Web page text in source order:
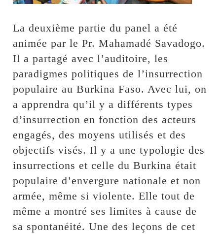
La deuxième partie du panel a été
animée par le Pr. Mahamadé Savadogo.
Il a partagé avec l’auditoire, les
paradigmes politiques de l’insurrection
populaire au Burkina Faso. Avec lui, on
a apprendra qu’il y a différents types
d’insurrection en fonction des acteurs
engagés, des moyens utilisés et des
objectifs visés. Il y a une typologie des
insurrections et celle du Burkina était
populaire d’envergure nationale et non
armée, même si violente. Elle tout de
même a montré ses limites à cause de
sa spontanéité. Une des leçons de cet